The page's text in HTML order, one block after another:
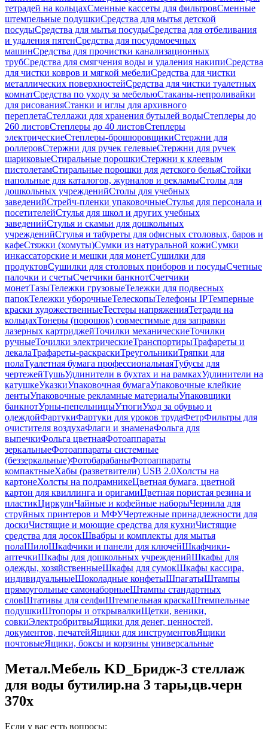
тетрадей на кольцахСменные кассеты для фильтровСменные
штемпельные подушкиСредства для мытья детской
посудыСредства для мытья посудыСредства для отбеливания
и удаления пятенСредства для посудомоечных
машинСредства для прочистки канализационных
трубСредства для смягчения воды и удаления накипиСредства
для чистки ковров и мягкой мебелиСредства для чистки
металлических поверхностейСредства для чистки туалетных
комнатСредства по уходу за мебельюСтаканы-непроливайки
для рисованияСтанки и иглы для архивного
переплетаСтеллажи для хранения бутылей водыСтеплеры до
260 листовСтеплеры до 40 листовСтеплеры
электрическиеСтеплеры-брошюровщикиСтержни для
роллеровСтержни для ручек гелевыеСтержни для ручек
шариковыеСтиральные порошкиСтержни к клеевым
пистолетамСтиральные порошки для детского бельяСтойки
напольные для каталогов, журналов и рекламыСтолы для
дошкольных учрежденийСтолы для учебных
заведенийСтрейч-пленки упаковочныеСтулья для персонала и
посетителейСтулья для школ и других учебных
заведенийСтулья и скамьи для дошкольных
учрежденийСтулья и табуреты для офисных столовых, баров и
кафеСтяжки (хомуты)Сумки из натуральной кожиСумки
инкассаторские и мешки для монетСушилки для
продуктовСушилки для столовых приборов и посудыСчетные
палочки и счетыСчетчики банкнотСчетчики
монетТазыТележки грузовыеТележки для подвесных
папокТележки уборочныеТелескопыТелефоны IPТемперные
краски художественныеТестеры напряженияТетради на
кольцахТонеры (порошок) совместимые для заправки
лазерных картриджейТочилки механическиеТочилки
ручныеТочилки электрическиеТранспортирыТрафареты и
лекалаТрафареты-раскраскиТреугольникиТряпки для
полаТуалетная бумага профессиональнаяТубусы для
чертежейТушьУдлинители в бухтах и на рамкахУдлинители на
катушкеУказкиУпаковочная бумагаУпаковочные клейкие
лентыУпаковочные рекламные материалыУпаковщики
банкнотУрны-пепельницыУтюгиУход за обувью и
одеждойФартукиФартуки для уроков трудаФетрФильтры для
очистителя воздухаФлаги и знаменаФольга для
выпечкиФольга цветнаяФотоаппараты
зеркальныеФотоаппараты системные
(беззеркальные)ФотобарабаныФотоаппараты
компактныеХабы (разветвители) USB 2.0Холсты на
картонеХолсты на подрамникеЦветная бумага, цветной
картон для квиллинга и оригамиЦветная пористая резина и
пластикЦиркулиЧайные и кофейные наборыЧернила для
струйных принтеров и МФУЧертежные принадлежности для
доскиЧистящие и моющие средства для кухниЧистящие
средства для досокШвабры и комплекты для мытья
полаШилоШкафчики и панели для ключейШкафчики-
аптечкиШкафы для дошкольных учрежденийШкафы для
одежды, хозяйственныеШкафы для сумокШкафы кассира,
индивидуальныеШоколадные конфетыШпагатыШтампы
прямоугольные самонаборныеШтампы стандартных
словШтативы для селфиШтемпельная краскаШтемпельные
подушкиШтопоры и открывалкиЩетки, веники,
совкиЭлектробритвыЯщики для денег, ценностей,
документов, печатейЯщики для инструментовЯщики
почтовыеЯщики, боксы и корзины универсальные
Метал.Мебель KD_Бридж-3 стеллаж
для воды бутилир.на 3 тары,цв.черн
370х
Если у вас есть вопросы: